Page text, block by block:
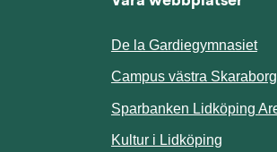
till annan webbplats.
De la Gardiegymnasiet
Campus västra Skaraborg
Sparbanken Lidköping
Kultur i Lidköping